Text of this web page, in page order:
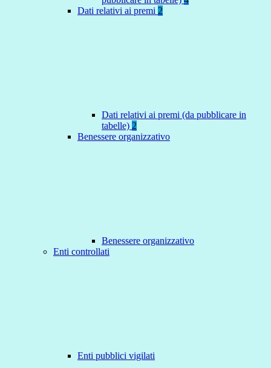
Dati relativi ai premi 2
Dati relativi ai premi (da pubblicare in
tabelle) 2
Benessere organizzativo
Benessere organizzativo
Enti controllati
Enti pubblici vigilati